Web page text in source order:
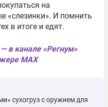
на
«слезинки». И помнить
в итоге и едят.
в канале «Регнум»
MAX
сухогруз с оружием для